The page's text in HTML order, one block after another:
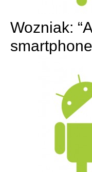
Wozniak: